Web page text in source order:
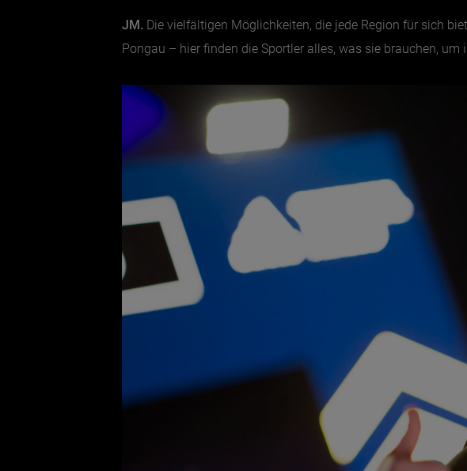
JM. Die vielfältigen Möglichkeiten, die jede Region für sich
Pongau – hier finden die Sportler alles, was sie brauchen, um